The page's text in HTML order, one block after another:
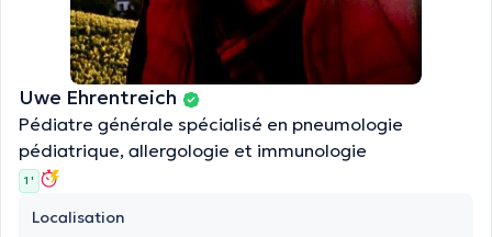
Uwe Ehrentreich
Pédiatre générale spécialisé en pneumologie
pédiatrique, allergologie et immunologie
1 '
Localisation